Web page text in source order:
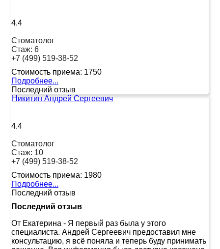
4.4
Стоматолог
Стаж: 6
+7 (499) 519-38-52
Стоимость приема: 1750
Подробнее...
Последний отзыв
Никитин Андрей Сергеевич
4.4
Стоматолог
Стаж: 10
+7 (499) 519-38-52
Стоимость приема: 1980
Подробнее...
Последний отзыв
Последний отзыв
От Екатерина - Я первый раз была у этого
специалиста. Андрей Сергеевич предоставил мне
консультацию, я всё поняла и теперь буду принимать